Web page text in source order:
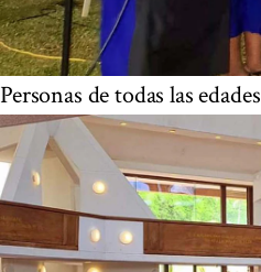
Personas de todas las